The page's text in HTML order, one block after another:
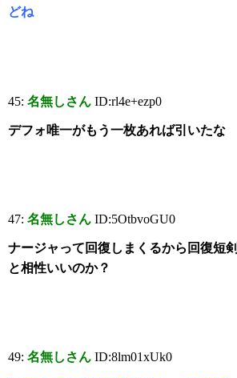
どね
45:名無しさん ID:rl4e+ezp0
デフォ唯一がもう一枚あれば引いたな
47:名無しさん ID:5OtbvoGU0
ナージャって回復しまくるから回復短剣
と相性いいのか？
49:名無しさん ID:8lm01xUk0